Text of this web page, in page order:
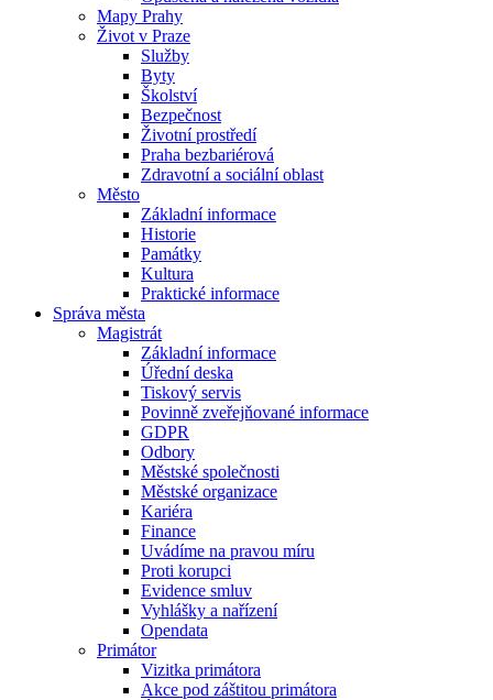
Mapy Prahy
Život v Praze
Služby
Byty
Školství
Bezpečnost
Životní prostředí
Praha bezbariérová
Zdravotní a sociální oblast
Město
Základní informace
Historie
Památky
Kultura
Praktické informace
Správa města
Magistrát
Základní informace
Úřední deska
Tiskový servis
Povinně zveřejňované informace
GDPR
Odbory
Městské společnosti
Městské organizace
Kariéra
Finance
Uvádíme na pravou míru
Proti korupci
Evidence smluv
Vyhlášky a nařízení
Opendata
Primátor
Vizitka primátora
Akce pod záštitou primátora